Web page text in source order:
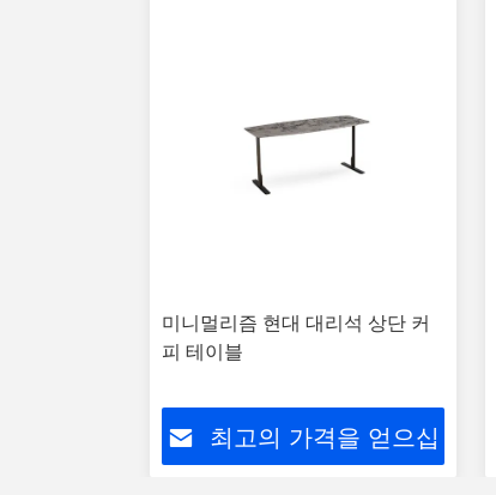
미니멀리즘 현대 대리석 상단 커
피 테이블
최고의 가격을 얻으십